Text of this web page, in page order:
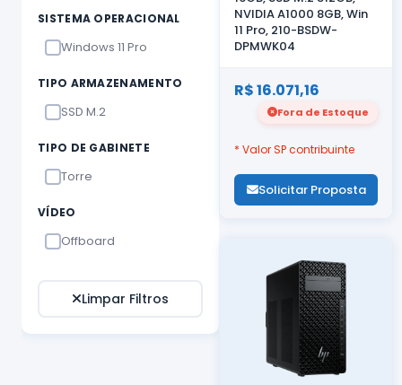
SISTEMA OPERACIONAL
Windows 11 Pro
TIPO ARMAZENAMENTO
SSD M.2
TIPO DE GABINETE
Torre
VÍDEO
Offboard
Limpar Filtros
NVIDIA A1000 8GB, Win
11 Pro, 210-BSDW-
DPMWK04
R$ 16.071,16
Fora de Estoque
* Valor SP contribuinte
Solicitar Proposta